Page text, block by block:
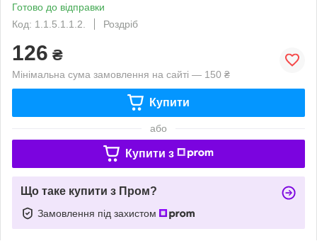
Готово до відправки
Код: 1.1.5.1.1.2.
Роздріб
126 ₴
Мінімальна сума замовлення на сайті — 150 ₴
Купити
або
Купити з
Що таке купити з Пром?
Замовлення під захистом